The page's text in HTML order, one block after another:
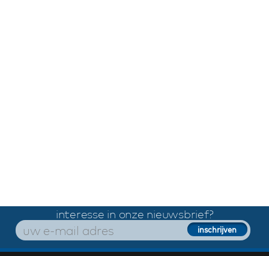
interesse in onze nieuwsbrief?